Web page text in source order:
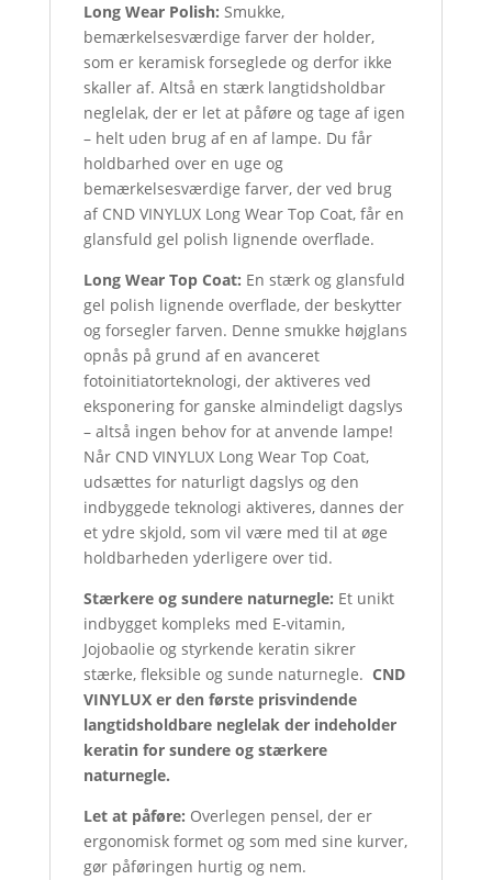
Long Wear Polish: Smukke,
bemærkelsesværdige farver der holder,
som er keramisk forseglede og derfor ikke
skaller af. Altså en stærk langtidsholdbar
neglelak, der er let at påføre og tage af igen
– helt uden brug af en af lampe. Du får
holdbarhed over en uge og
bemærkelsesværdige farver, der ved brug
af CND VINYLUX Long Wear Top Coat, får en
glansfuld gel polish lignende overflade.
Long Wear Top Coat: En stærk og glansfuld
gel polish lignende overflade, der beskytter
og forsegler farven. Denne smukke højglans
opnås på grund af en avanceret
fotoinitiatorteknologi, der aktiveres ved
eksponering for ganske almindeligt dagslys
– altså ingen behov for at anvende lampe!
Når CND VINYLUX Long Wear Top Coat,
udsættes for naturligt dagslys og den
indbyggede teknologi aktiveres, dannes der
et ydre skjold, som vil være med til at øge
holdbarheden yderligere over tid.
Stærkere og sundere naturnegle: Et unikt
indbygget kompleks med E-vitamin,
Jojobaolie og styrkende keratin sikrer
stærke, fleksible og sunde naturnegle. CND
VINYLUX er den første prisvindende
langtidsholdbare neglelak der indeholder
keratin for sundere og stærkere
naturnegle.
Let at påføre: Overlegen pensel, der er
ergonomisk formet og som med sine kurver,
gør påføringen hurtig og nem.